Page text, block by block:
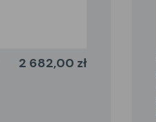
2 682,00 zł